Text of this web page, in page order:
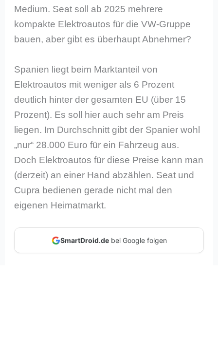
Medium. Seat soll ab 2025 mehrere
kompakte Elektroautos für die VW-Gruppe
bauen, aber gibt es überhaupt Abnehmer?
Spanien liegt beim Marktanteil von
Elektroautos mit weniger als 6 Prozent
deutlich hinter der gesamten EU (über 15
Prozent). Es soll hier auch sehr am Preis
liegen. Im Durchschnitt gibt der Spanier wohl
„nur“ 28.000 Euro für ein Fahrzeug aus.
Doch Elektroautos für diese Preise kann man
(derzeit) an einer Hand abzählen. Seat und
Cupra bedienen gerade nicht mal den
eigenen Heimatmarkt.
SmartDroid.debei Google folgen